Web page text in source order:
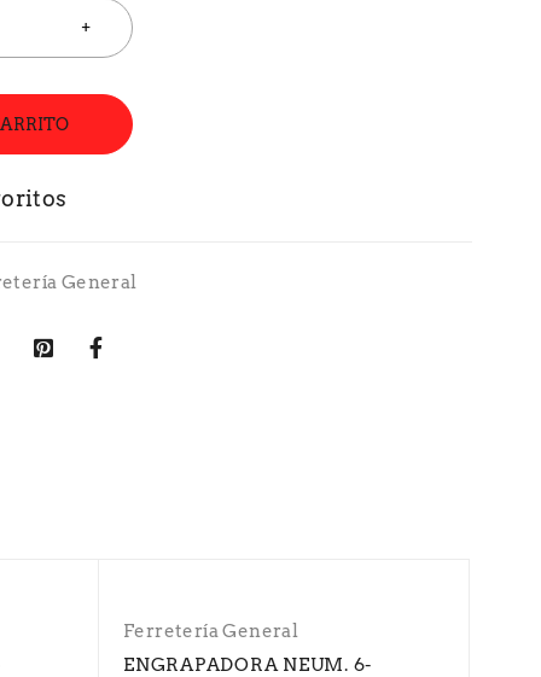
General
Ferretería General
ENGRAPADORA NEUM. 6-